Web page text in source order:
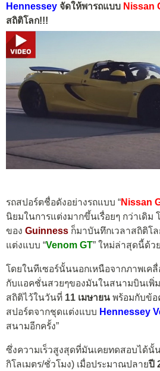
Hennessey จัดให้พารถแบบ Nissan
สถิติโลก!!!
รถสปอร์ตชื่อดังอย่างรถแบบ “Nissan
นิยมในการแต่งมากขึ้นเรื่อยๆ กว่าเดิ
ของ Guinness ก็มาบันทึกเวลาสถิติโ
แต่งแบบ “Venom GT” ใหม่ล่าสุดนี้ด้ว
โดยในทีเซอร์นั้นนอกเหนือจากภาพเค
กับแอคชั่นสวยๆของมันในสนามบินเพิ่
สถิติไว้ในวันที่ 11 เมษายน พร้อมกับข้อ
สปอร์ตจากชุดแต่งแบบ Hennessey
สนามอีกครั้ง”
ซึ่งความเร็วสูงสุดที่มันเคยทดสอบได้นั้
กิโลเมตร/ชั่วโมง) เมื่อประมาณปลายปี